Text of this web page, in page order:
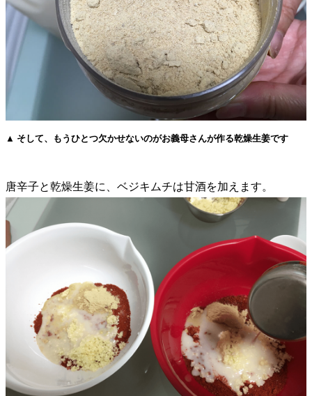
▲ そして、もうひとつ欠かせないのがお義母さんが作る乾燥生姜です
唐辛子と乾燥生姜に、ベジキムチは甘酒を加えます。